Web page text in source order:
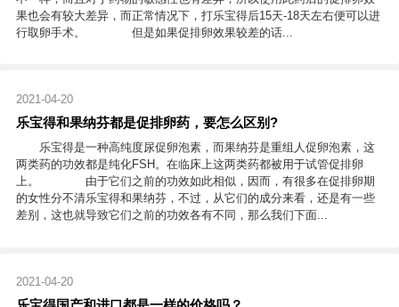
果也会有较大差异，而正常情况下，打乐宝得后15天-18天左右便可以进
行取卵手术。 但是如果促排卵效果较差的话...
2021-04-20
乐宝得和果纳芬都是促排卵药，要怎么区别?
乐宝得是一种高纯度尿促卵泡素，而果纳芬是重组人促卵泡素，这
两类药的功效都是纯化FSH。在临床上这两类药都被用于试管促排卵
上。 由于它们之前的功效如此相似，因而，有很多在促排卵期
的女性分不清乐宝得和果纳芬，不过，从它们的成分来看，还是有一些
差别，这也就导致它们之前的功效各有不同，那么我们下面...
2021-04-20